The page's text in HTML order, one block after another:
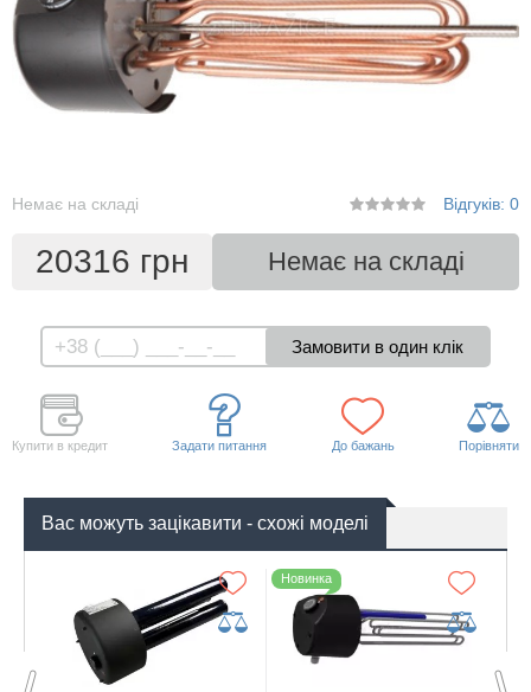
Немає на складі Відгуків: 0
20316 грн Немає на складі
Купити в кредит Задати питання До бажань Порівняти
Вас можуть зацікавити - схожі моделі
Новинка